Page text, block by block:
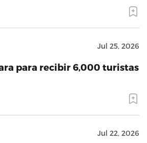
Jul 25, 2026
para recibir 6,000 turistas
Jul 22, 2026